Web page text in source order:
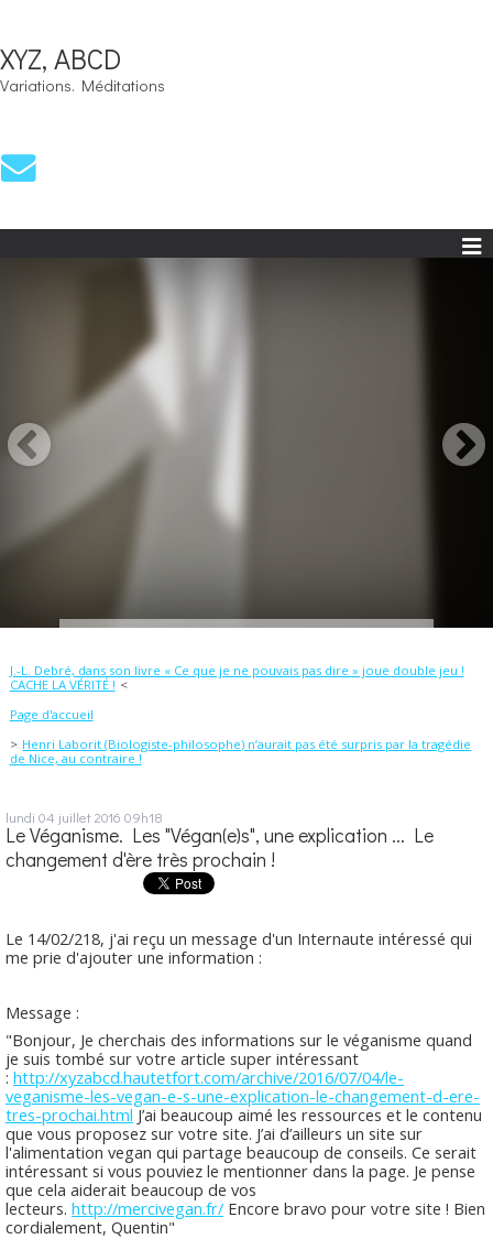
XYZ, ABCD
Variations. Méditations
J.-L. Debré, dans son livre « Ce que je ne pouvais pas dire » joue double jeu !
CACHE LA VÉRITÉ !
Page d'accueil
Henri Laborit (Biologiste-philosophe) n’aurait pas été surpris par la tragédie
de Nice, au contraire !
lundi 04 juillet 2016 09h18
Le Véganisme. Les "Végan(e)s", une explication ... Le
changement d'ère très prochain !
Le 14/02/218, j'ai reçu un message d'un Internaute intéressé qui
me prie d'ajouter une information :
Message :
"Bonjour, Je cherchais des informations sur le véganisme quand
je suis tombé sur votre article super intéressant
: http://xyzabcd.hautetfort.com/archive/2016/07/04/le-
veganisme-les-vegan-e-s-une-explication-le-changement-d-ere-
tres-prochai.htmlJ’ai beaucoup aimé les ressources et le contenu
que vous proposez sur votre site. J’ai d’ailleurs un site sur
l'alimentation vegan qui partage beaucoup de conseils. Ce serait
intéressant si vous pouviez le mentionner dans la page. Je pense
que cela aiderait beaucoup de vos
lecteurs. http://mercivegan.fr/ Encore bravo pour votre site ! Bien
cordialement, Quentin"